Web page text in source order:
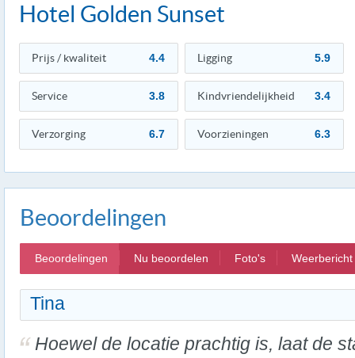
Hotel Golden Sunset
Prijs / kwaliteit 4.4 Ligging 5.9
Service 3.8 Kindvriendelijkheid 3.4
Verzorging 6.7 Voorzieningen 6.3
Beoordelingen
Beoordelingen Nu beoordelen Foto's Weerbericht
Tina
Hoewel de locatie prachtig is, laat de